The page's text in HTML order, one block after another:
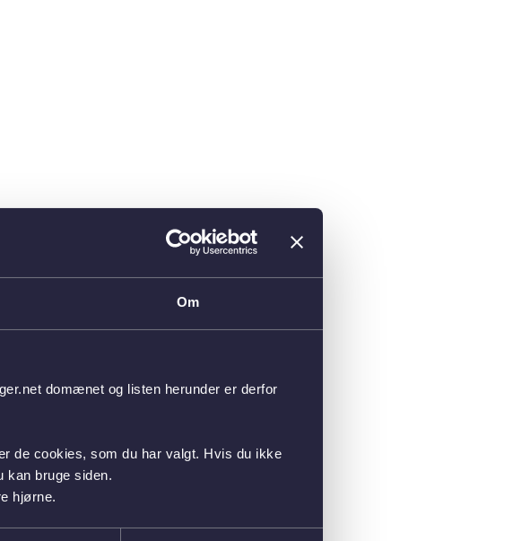
Om
domænet og listen herunder er derfor
de cookies, som du har valgt. Hvis du ikke
kan bruge siden.
hjørne.